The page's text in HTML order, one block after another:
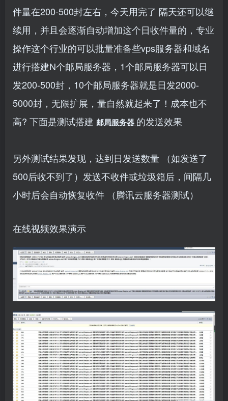
件量在200-500封左右，今天用完了 隔天还可以继
续用，并且会逐渐自动增加这个日收件量的，专业
操作这个行业的可以批量准备些vps服务器和域名
进行搭建N个邮局服务器，1个邮局服务器可以日
发200-500封，10个邮局服务器就是日发2000-
5000封，无限扩展，量自然就起来了！成本也不
高? 下面是测试搭建 邮局服务器 的发送效果
另外测试结果发现，达到日发送数量 （如发送了
500后收不到了）发送不收件或垃圾箱后，间隔几
小时后会自动恢复收件 （腾讯云服务器测试）
在线视频效果演示